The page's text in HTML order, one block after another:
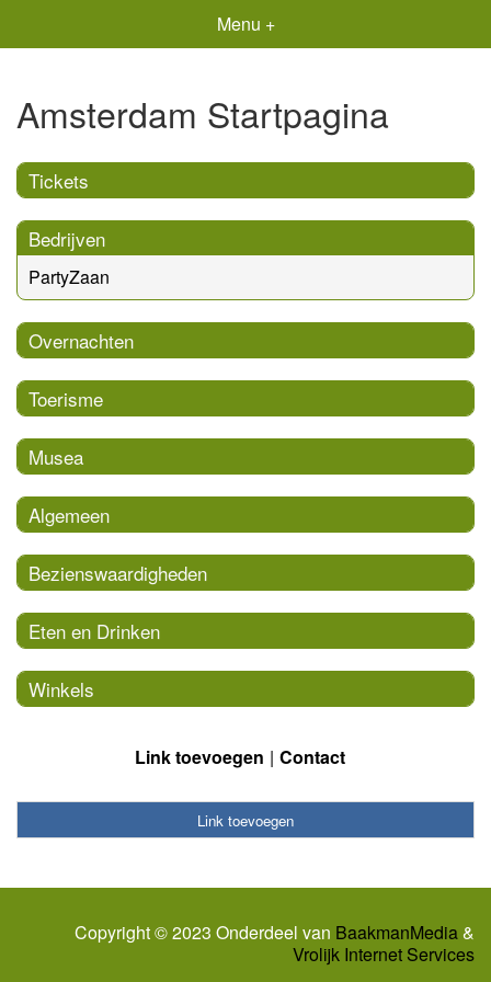
Menu +
Amsterdam Startpagina
Tickets
Bedrijven
PartyZaan
Overnachten
Toerisme
Musea
Algemeen
Bezienswaardigheden
Eten en Drinken
Winkels
Link toevoegen Contact
Link toevoegen
Copyright © 2023 Onderdeel van BaakmanMedia&
Vrolijk Internet Services